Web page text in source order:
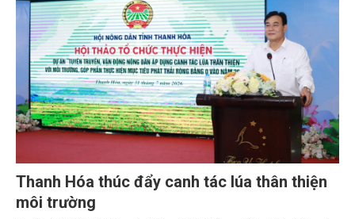
Thanh Hóa thúc đẩy canh tác lúa thân thiện
môi trường